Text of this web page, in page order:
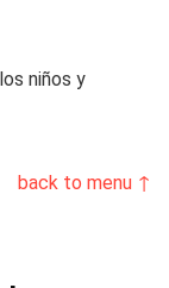
niños y
back to menu ↑